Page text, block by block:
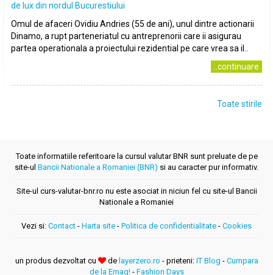
de lux din nordul Bucurestiului
Omul de afaceri Ovidiu Andries (55 de ani), unul dintre actionarii
Dinamo, a rupt parteneriatul cu antreprenorii care ii asigurau
partea operationala a proiectului rezidential pe care vrea sa il..
..continuare
Toate stirile
Toate informatiile referitoare la cursul valutar BNR sunt preluate de pe
site-ul Bancii Nationale a Romaniei (BNR) si au caracter pur informativ.
Site-ul curs-valutar-bnr.ro nu este asociat in niciun fel cu site-ul Bancii
Nationale a Romaniei
Vezi si: Contact - Harta site - Politica de confidentialitate - Cookies
un produs dezvoltat cu de layerzero.ro - prieteni: IT Blog - Cumpara
de la Emag!- Fashion Days